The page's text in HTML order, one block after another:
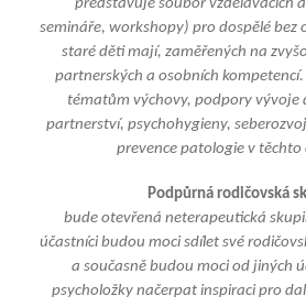
představuje soubor vzdělávacích
semináře, workshopy) pro dospělé bez
staré děti mají, zaměřených na
partnerských a osobních
tématům výchovy, podpory vývoje
partnerství, psychohygieny,
prevence patologie v těchto
Podpůrná rodičovská
bude otevřená neterapeutická
účastníci budou moci sdílet své
a současně budou moci od jiných
psycholožky načerpat inspiraci pro